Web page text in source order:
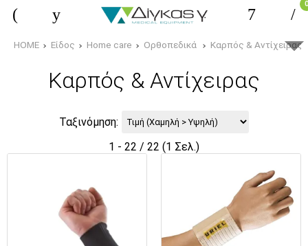
0
HOME Είδος Home care Ορθοπεδικά Καρπός & Αντίχειρας
Καρπός & Αντίχειρας
Ταξινόμηση:
1 - 22 / 22 (1 Σελ.)